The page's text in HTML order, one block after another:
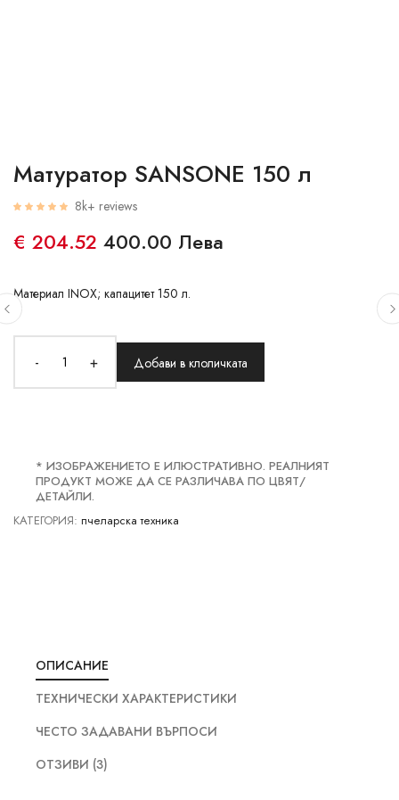
Матуратор SANSONE 150 л
8k+ reviews
€ 204.52 400.00 Лева
Материал INOX; капацитет 150 л.
- + Добави в клоличката
* ИЗОБРАЖЕНИЕТО Е ИЛЮСТРАТИВНО. РЕАЛНИЯТ
ПРОДУКТ МОЖЕ ДА СЕ РАЗЛИЧАВА ПО ЦВЯТ/
ДЕТАЙЛИ.
КАТЕГОРИЯ: пчеларска техника
ОПИСАНИЕ
ТЕХНИЧЕСКИ ХАРАКТЕРИСТИКИ
ЧЕСТО ЗАДАВАНИ ВЪРПОСИ
ОТЗИВИ (3)